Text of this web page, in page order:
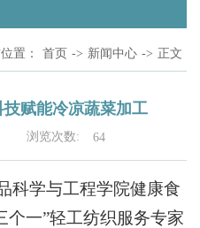
置： 首页 -> 新闻中心 -> 正文
赋能冷凉蔬菜加工
浏览次数: 64
科学与工程学院健康食
个一”轻工纺织服务专家